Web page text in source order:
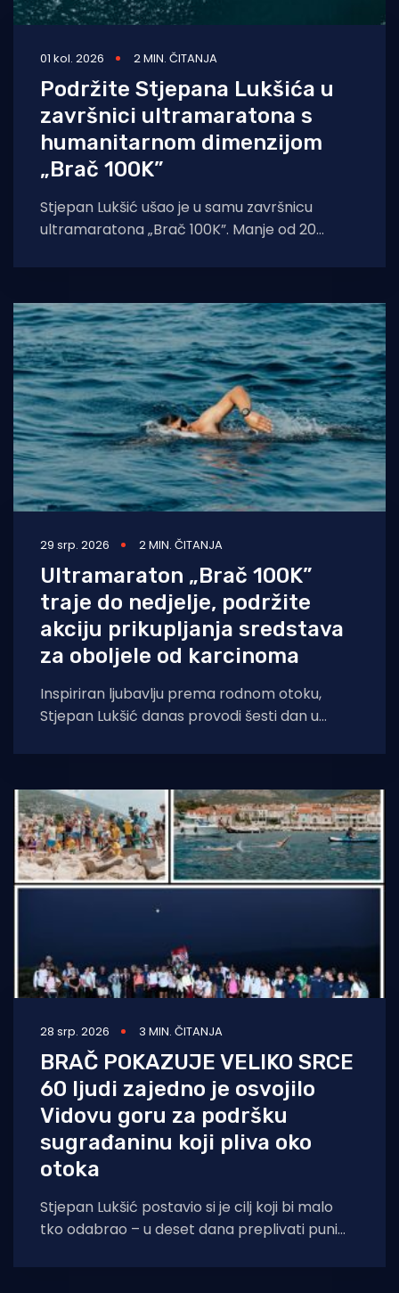
01 kol. 2026 2 MIN. ČITANJA
Podržite Stjepana Lukšića u
završnici ultramaratona s
humanitarnom dimenzijom
„Brač 100K”
Stjepan Lukšić ušao je u samu završnicu
ultramaratona „Brač 100K”. Manje od 20
29 srp. 2026 2 MIN. ČITANJA
Ultramaraton „Brač 100K”
traje do nedjelje, podržite
akciju prikupljanja sredstava
za oboljele od karcinoma
Inspiriran ljubavlju prema rodnom otoku,
Stjepan Lukšić danas provodi šesti dan u
prijeći
28 srp. 2026 3 MIN. ČITANJA
BRAČ POKAZUJE VELIKO SRCE
60 ljudi zajedno je osvojilo
Vidovu goru za podršku
sugrađaninu koji pliva oko
otoka
Stjepan Lukšić postavio si je cilj koji bi malo
tko odabrao – u deset dana preplivati puni